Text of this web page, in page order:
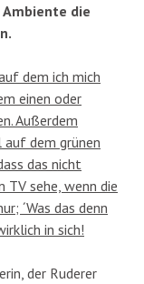
die
dem ich mich
einen oder
Außerdem
dem grünen
das nicht
TV sehe, wenn die
´Was das denn
in sich!
der Ruderer